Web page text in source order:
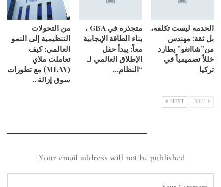
الخدمة ليست تكلفة،
بل ثقة: مهندس
من”شاانغو” يطارد
خللاً تصميمياً في
تركيا
متجذرة في GBA ،
بناء الطاقة الإيجابية
معاً: يبدأ حفل
الإطلاق العالمي لـ
“النظام…
من التحولات
التنظيمية إلى النمو
العالمي: كيف
تعاملت ملاي
(MLAY) مع تطورات
سوق إزالة…
NEXT
Your email address will not be published.